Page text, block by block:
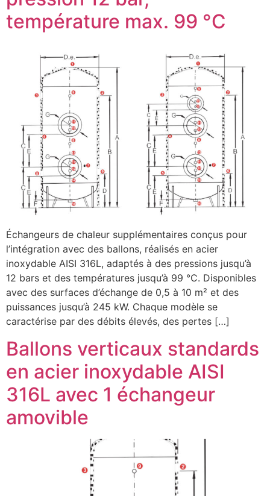
température max. 99 °C
Échangeurs de chaleur supplémentaires conçus pour
l’intégration avec des ballons, réalisés en acier
inoxydable AISI 316L, adaptés à des pressions jusqu’à
12 bars et des températures jusqu’à 99 °C. Disponibles
avec des surfaces d’échange de 0,5 à 10 m² et des
puissances jusqu’à 245 kW. Chaque modèle se
caractérise par des débits élevés, des pertes […]
Ballons verticaux standards
en acier inoxydable AISI
316L avec 1 échangeur
amovible